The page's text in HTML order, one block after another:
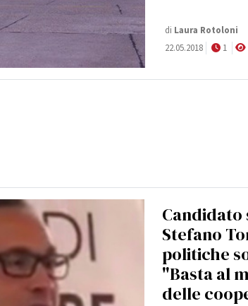
di Laura Rotoloni
22.05.2018
1
Candidato
Stefano
politiche
"Basta al
delle